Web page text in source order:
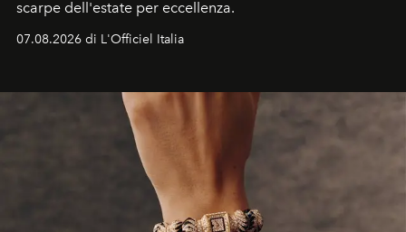
scarpe dell'estate per eccellenza.
07.08.2026 di L'Officiel Italia